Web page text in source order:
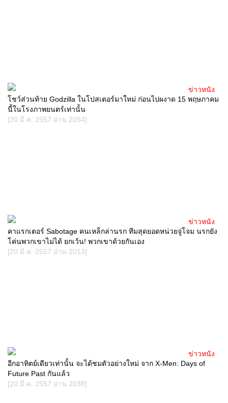
โชว์ส่วนท้าย Godzilla ในโปสเตอร์มาใหม่ ก่อนไปผงาด 15 พฤษภาคม
นี้ในโรงภาพยนตร์เท่านั้น
[20 มี.ค. 2557 อ่าน 2054]
ข่าวหนัง
คาแรกเตอร์ Sabotage คนเหล็กล่านรก ทีมสุดยอดหน่วยจู่โจม นรกยัง
โค่นพวกเขาไม่ได้ ยกเว้น! พวกเขาด้วยกันเอง
[20 มี.ค. 2557 อ่าน 2013]
ข่าวหนัง
อีกอาทิตย์เดียวเท่านั้น จะได้ชมตัวอย่างใหม่ จาก X-Men: Days of
Future Past กันแล้ว
[20 มี.ค. 2557 อ่าน 2038]
ข่าวหนัง